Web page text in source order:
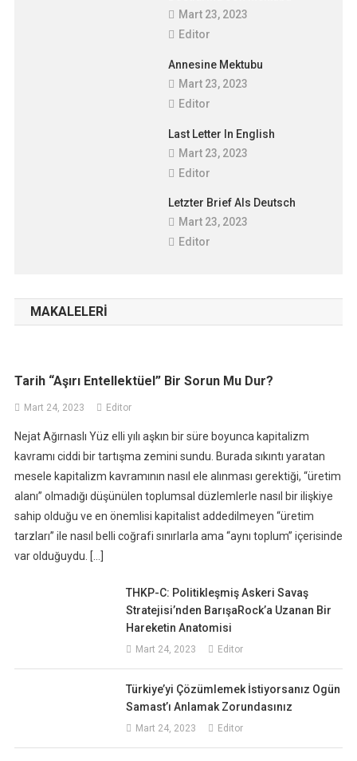
Mart 23, 2023
Editor
Annesine Mektubu
Mart 23, 2023
Editor
Last Letter In English
Mart 23, 2023
Editor
Letzter Brief Als Deutsch
Mart 23, 2023
Editor
MAKALELERI
Tarih “Aşırı Entellektüel” Bir Sorun Mu Dur?
Mart 24, 2023 Editor
Nejat Ağırnaslı Yüz elli yılı aşkın bir süre boyunca kapitalizm
kavramı ciddi bir tartışma zemini sundu. Burada sıkıntı yaratan
mesele kapitalizm kavramının nasıl ele alınması gerektiği, “üretim
alanı” olmadığı düşünülen toplumsal düzlemlerle nasıl bir ilişkiye
sahip olduğu ve en önemlisi kapitalist addedilmeyen “üretim
tarzları” ile nasıl belli coğrafi sınırlarla ama “aynı toplum” içerisinde
var olduğuydu. […]
THKP-C: Politikleşmiş Askeri Savaş
Stratejisi’nden BarışaRock’a Uzanan Bir
Hareketin Anatomisi
Mart 24, 2023 Editor
Türkiye’yi Çözümlemek İstiyorsanız Ogün
Samast’ı Anlamak Zorundasınız
Mart 24, 2023 Editor